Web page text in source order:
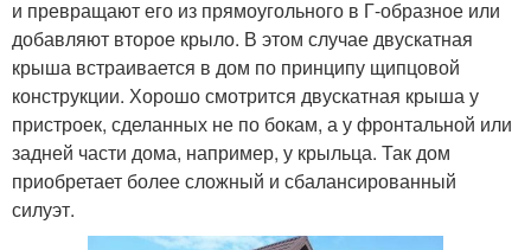
и превращают его из прямоугольного в Г-образное или
добавляют второе крыло. В этом случае двускатная
крыша встраивается в дом по принципу щипцовой
конструкции. Хорошо смотрится двускатная крыша у
пристроек, сделанных не по бокам, а у фронтальной или
задней части дома, например, у крыльца. Так дом
приобретает более сложный и сбалансированный
силуэт.